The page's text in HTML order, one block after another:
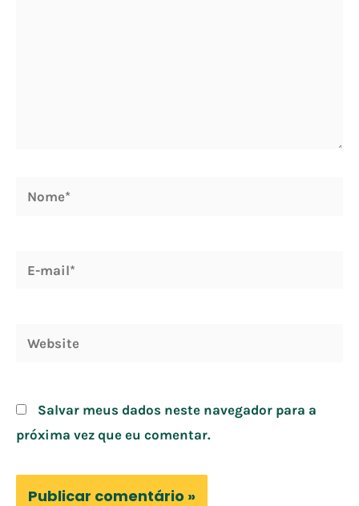
Nome*
Website
Salvar meus dados neste navegador para a
próxima vez que eu comentar.